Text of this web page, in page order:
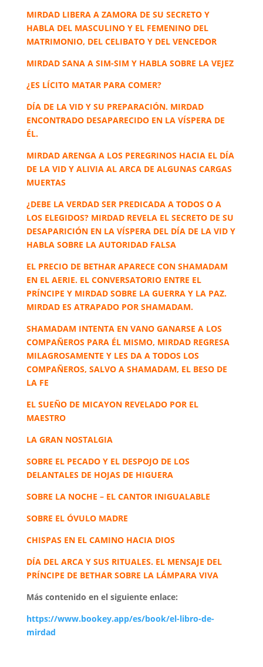
MIRDAD LIBERA A ZAMORA DE SU SECRETO Y
HABLA DEL MASCULINO Y EL FEMENINO DEL
MATRIMONIO, DEL CELIBATO Y DEL VENCEDOR
MIRDAD SANA A SIM-SIM Y HABLA SOBRE LA VEJEZ
¿ES LÍCITO MATAR PARA COMER?
DÍA DE LA VID Y SU PREPARACIÓN. MIRDAD
ENCONTRADO DESAPARECIDO EN LA VÍSPERA DE
ÉL.
MIRDAD ARENGA A LOS PEREGRINOS HACIA EL DÍA
DE LA VID Y ALIVIA AL ARCA DE ALGUNAS CARGAS
MUERTAS
¿DEBE LA VERDAD SER PREDICADA A TODOS O A
LOS ELEGIDOS? MIRDAD REVELA EL SECRETO DE SU
DESAPARICIÓN EN LA VÍSPERA DEL DÍA DE LA VID Y
HABLA SOBRE LA AUTORIDAD FALSA
EL PRECIO DE BETHAR APARECE CON SHAMADAM
EN EL AERIE. EL CONVERSATORIO ENTRE EL
PRÍNCIPE Y MIRDAD SOBRE LA GUERRA Y LA PAZ.
MIRDAD ES ATRAPADO POR SHAMADAM.
SHAMADAM INTENTA EN VANO GANARSE A LOS
COMPAÑEROS PARA ÉL MISMO, MIRDAD REGRESA
MILAGROSAMENTE Y LES DA A TODOS LOS
COMPAÑEROS, SALVO A SHAMADAM, EL BESO DE
LA FE
EL SUEÑO DE MICAYON REVELADO POR EL
MAESTRO
LA GRAN NOSTALGIA
SOBRE EL PECADO Y EL DESPOJO DE LOS
DELANTALES DE HOJAS DE HIGUERA
SOBRE LA NOCHE – EL CANTOR INIGUALABLE
SOBRE EL ÓVULO MADRE
CHISPAS EN EL CAMINO HACIA DIOS
DÍA DEL ARCA Y SUS RITUALES. EL MENSAJE DEL
PRÍNCIPE DE BETHAR SOBRE LA LÁMPARA VIVA
Más contenido en el siguiente enlace:
https://www.bookey.app/es/book/el-libro-de-
mirdad